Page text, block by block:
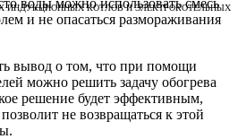
ИНДУКЦИОННЫХ КОТЛОВ И ЭЛЕКТРОКОТЕЛЬНЫХ
и не опасаться размораживания
вывод о том, что при помощи
можно решить задачу обогрева
решение будет эффективным,
не возвращаться к этой